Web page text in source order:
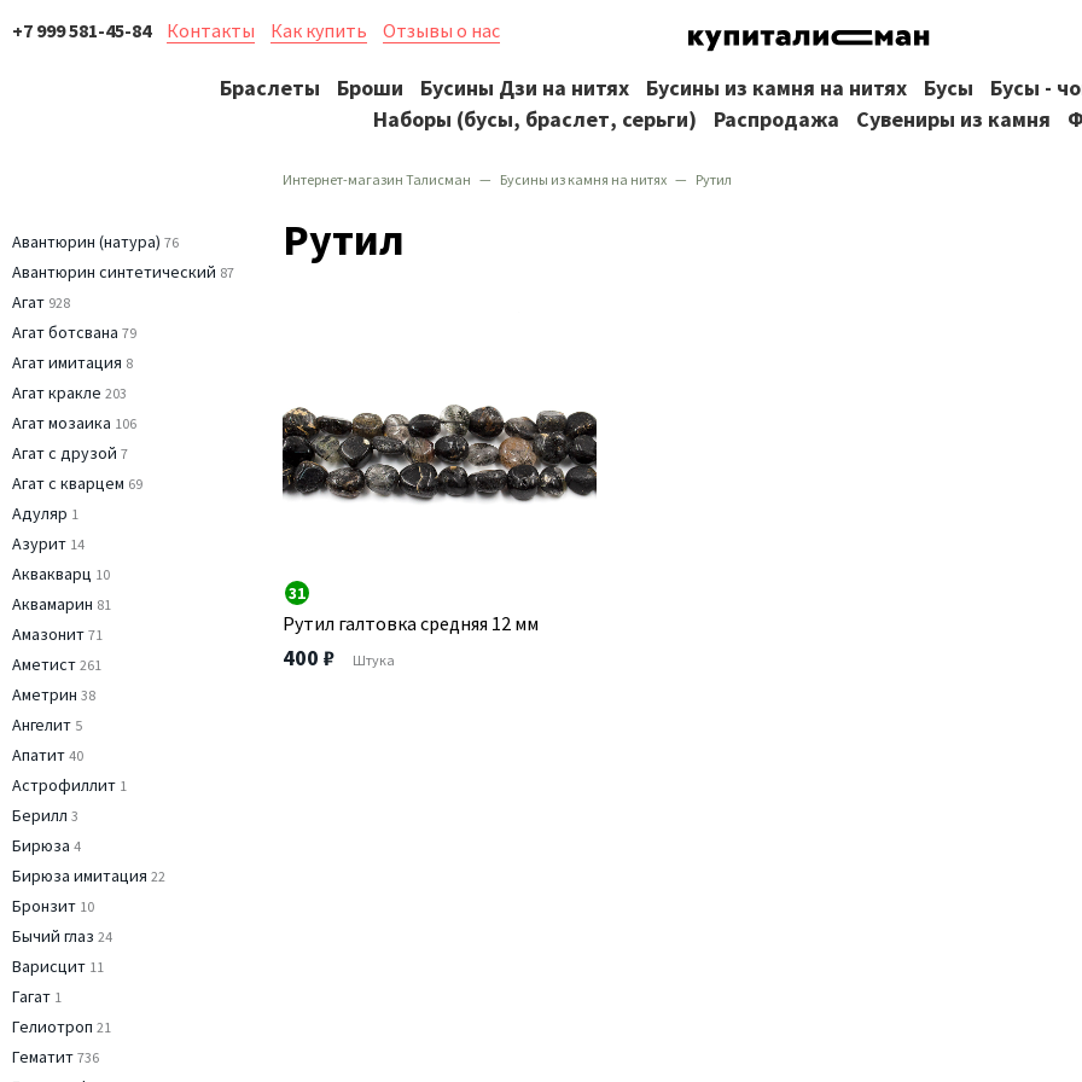
+7 999 581-45-84 Контакты Как купить Отзывы о нас
Браслеты Броши Бусины Дзи на нитях Бусины из камня на нитях Бусы Бусы -
Наборы (бусы, браслет, серьги)
Распродажа Сувениры из камня
Интернет-магазин Талисман Бусины из камня на нитях Рутил
Авантюрин (натура) 76
Авантюрин синтетический 87
Агат 928
Агат ботсвана 79
Агат имитация 8
Агат кракле 203
Агат мозаика 106
Агат с друзой 7
Агат с кварцем 69
Адуляр 1
Азурит 14
Аквакварц 10
Аквамарин 81
Амазонит 71
Аметист 261
Аметрин 38
Ангелит 5
Апатит 40
Астрофиллит 1
Берилл 3
Бирюза 4
Бирюза имитация 22
Бронзит 10
Бычий глаз 24
Варисцит 11
Гагат 1
Гелиотроп 21
Гематит 736
Рутил
31
Рутил галтовка средняя 12 мм
400 ₽ Штука